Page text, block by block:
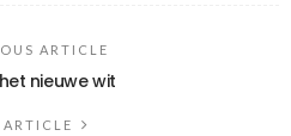
ARTICLE
nieuwe wit
ARTICLE